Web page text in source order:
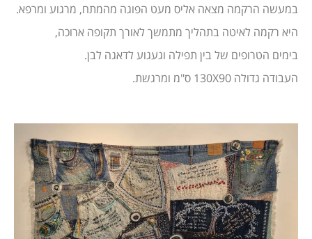
במעשה הרקמה מצאה אליס מעט הפוגה מהמתח, מרגוע ומרפא.
היא רקמה לאיטה בתהליך מתמשך לאורך תקופה ארוכה,
בימים הטרופים של בין תפילה וגעגוע לדאגה לבן.
העבודה גדולה 130X90 ס"מ ומרגשת.